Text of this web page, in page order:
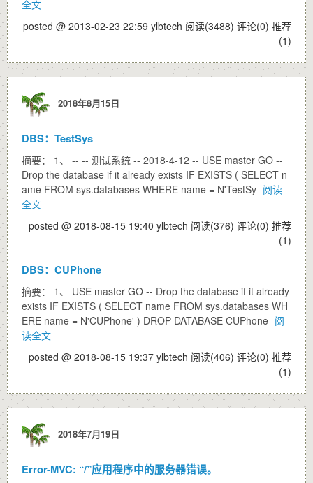
全文
posted @ 2013-02-23 22:59 ylbtech 阅读(3488) 评论(0) 推荐
(1)
2018年8月15日
DBS：TestSys
摘要： 1、 -- -- 测试系统 -- 2018-4-12 -- USE master GO --
Drop the database if it already exists IF EXISTS ( SELECT n
ame FROM sys.databases WHERE name = N'TestSy 阅读
全文
posted @ 2018-08-15 19:40 ylbtech 阅读(376) 评论(0) 推荐
(1)
DBS：CUPhone
摘要： 1、 USE master GO -- Drop the database if it already
exists IF EXISTS ( SELECT name FROM sys.databases WH
ERE name = N'CUPhone' ) DROP DATABASE CUPhone 阅
读全文
posted @ 2018-08-15 19:37 ylbtech 阅读(406) 评论(0) 推荐
(1)
2018年7月19日
Error-MVC: “/”应用程序中的服务器错误。